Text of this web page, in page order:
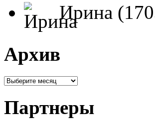
Ирина
Архив
Партнеры